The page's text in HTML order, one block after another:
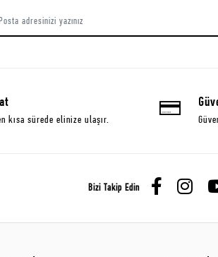
kısa sürede elinize ulaşır.
Bizi Takip Edin